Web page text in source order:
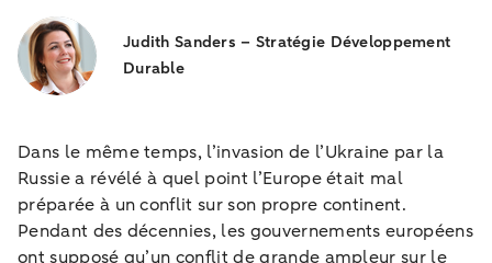
Judith Sanders – Stratégie Développement
Durable
Dans le même temps, l’invasion de l’Ukraine par la
Russie a révélé à quel point l’Europe était mal
préparée à un conflit sur son propre continent.
Pendant des décennies, les gouvernements européens
ont supposé qu’un conflit de grande ampleur sur le